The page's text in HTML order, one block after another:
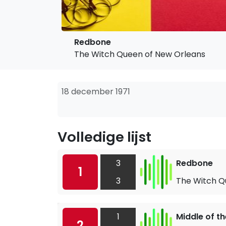
Redbone
The Witch Queen of New Orleans
18 december 1971
Volledige lijst
1
3
3
Redbone
The Witch
1 Middle of